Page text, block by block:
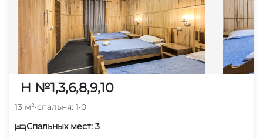
Н №1,3,6,8,9,10
13 м²•спальня: 1•0
Спальных мест: 3